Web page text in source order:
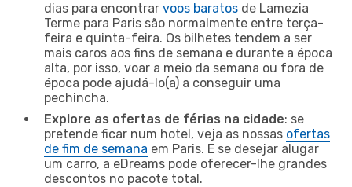
dias para encontrar voos baratos de Lamezia
Terme para Paris são normalmente entre terça-
feira e quinta-feira. Os bilhetes tendem a ser
mais caros aos fins de semana e durante a época
alta, por isso, voar a meio da semana ou fora de
época pode ajudá-lo(a) a conseguir uma
pechincha.
Explore as ofertas de férias na cidade: se
pretende ficar num hotel, veja as nossas ofertas
de fim de semana em Paris. E se desejar alugar
um carro, a eDreams pode oferecer-lhe grandes
descontos no pacote total.